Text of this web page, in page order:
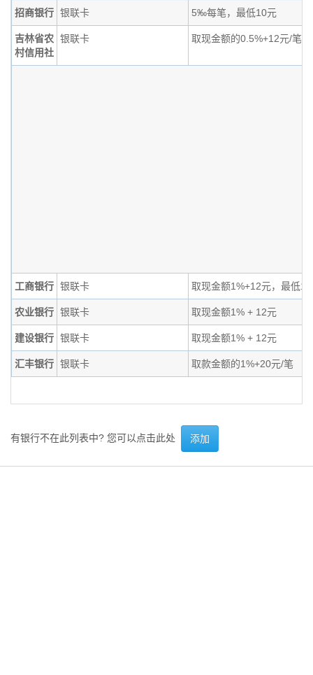
招商银行 银联卡 5‰每笔，最低10元
吉林省农
村信用社
银联卡 取现金额的0.5%+12元/笔
工商银行 银联卡 取现金额1%+12元，最低
农业银行 银联卡 取现金额1% + 12元
建设银行 银联卡 取现金额1% + 12元
汇丰银行 银联卡 取款金额的1%+20元/笔
有银行不在此列表中? 您可以点击此处 添加